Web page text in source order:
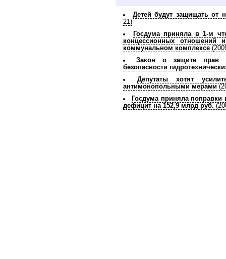
Детей будут защищать от
21)
Госдума приняла в 1-м
концессионных отношений
коммунальном комплексе
Закон о защите прав
безопасности
Депутаты хотят
антимонопольными мерами
Госдума приняла
дефицит на 152,9 млрд руб.